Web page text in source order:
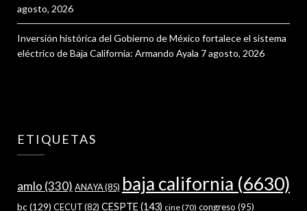
agosto, 2026
Inversión histórica del Gobierno de México fortalece el sistema
eléctrico de Baja California: Armando Ayala 7 agosto, 2026
ETIQUETAS
amlo (330) ANAYA(85) baja california (6630)
bc(129) CECUT(82) CESPTE (143) cine(70) congreso (95)